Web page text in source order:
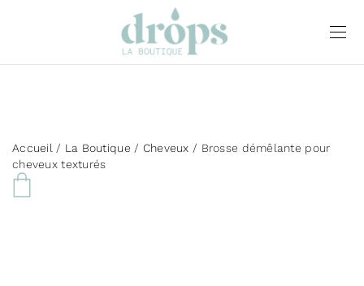
Accueil / La Boutique / Cheveux / Brosse démêlante pour
cheveux texturés